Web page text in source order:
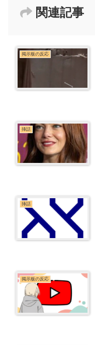
関連記事
掲示板の反応
挿話
挿話
掲示板の反応